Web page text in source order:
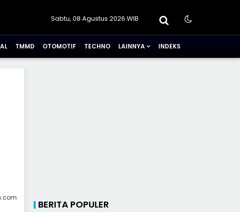
Sabtu, 08 Agustus 2026 WIB
TMMD OTOMOTIF TECHNO LAINNYA INDEKS
BERITA POPULER